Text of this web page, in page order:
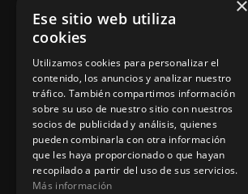
Asesoramiento personalizado
Instalación y reparación
Contacto
Información legal
×
Ese sitio web utiliza
cookies
Utilizamos cookies para personalizar el
contenido, los anuncios y analizar nuestro
tráfico. También compartimos información
sobre su uso de nuestro sitio con nuestros
socios de publicidad y análisis, quienes
pueden combinarla con otra información
que les haya proporcionado o que hayan
recopilado a partir del uso de sus servicios.
Más información